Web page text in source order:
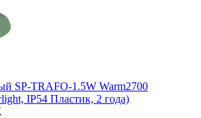
SP-TRAFO-1.5W Warm2700
IP54 Пластик, 2 года)